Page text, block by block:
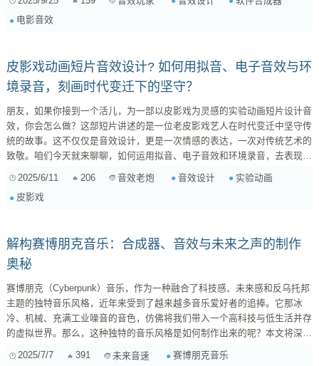
音频信号、噪音、甚至是数学函数来调制你的音色。比如，用一个缓慢的随
电影音效
皮影戏动画短片音效设计? 如何用拟音、电子音效与环
境录音，刻画时代变迁下的坚守？
朋友，如果你接到一个活儿，为一部以皮影戏为灵感的实验动画短片设计音
效，你会怎么做？这部短片讲述的是一位老皮影戏艺人在时代变迁中坚守传
统的故事。这不仅仅是音效设计，更是一次情感的表达，一次对传统艺术的
致敬。咱们今天就来聊聊，如何运用拟音、电子音效和环境录音，去表现皮
部短片的核心情感是什么。是老艺人的孤独？是对传统文化的坚守？还是对
2025/6/11 206 音效老炮 音效设计
实验动画
皮影戏
解构赛博朋克音乐：合成器、音效与未来之声的制作
奥秘
赛博朋克（Cyberpunk）音乐，作为一种融合了科技感、未来感和反乌托邦
主题的独特音乐风格，近年来受到了越来越多音乐爱好者的追捧。它那冰
冷、机械、充满工业噪音的音色，仿佛将我们带入一个高科技与低生活并存
的虚拟世界。那么，这种独特的音乐风格是如何制作出来的呢？本文将深入
探讨赛博朋克音乐的制作流程，并详细介绍其中常用的合成器、音效以及制
2025/7/7 391 未来音速
赛博朋克音乐